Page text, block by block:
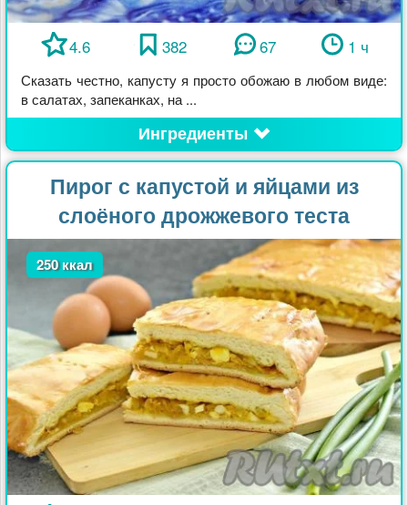
4.6 382 67 1 ч
Сказать честно, капусту я просто обожаю в любом виде:
в салатах, запеканках, на ...
Ингредиенты
Пирог с капустой и яйцами из
слоёного дрожжевого теста
250 ккал